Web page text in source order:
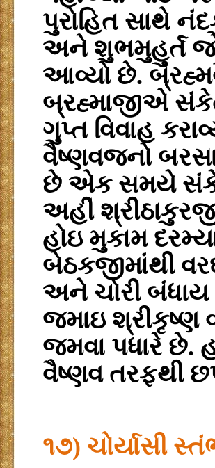
પુરોહિત સાથે
અને શુભમુહુર્ત
આવ્યો છે.
બ્રહ્માજીએ
ગુપ્ત વિવાહ
વૈષ્ણવજનો
છે એક સમયે
અહીં
હોઇ મુકામ
બેઠકજીમાંથી
અને ચોરી બંધાય
જમાઇ શ્રીકૃષ્ણ
જમવા પધારે છે.
વૈષ્ણવ તરફથી
૧૭) ચોર્યાસી